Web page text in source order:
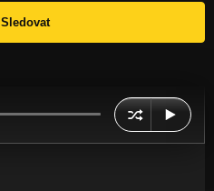
Sledovat